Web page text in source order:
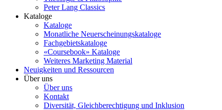
Peter Lang Classics
Kataloge
Kataloge
Monatliche Neuerscheinungskataloge
Fachgebietskataloge
«Coursebook» Kataloge
Weiteres Marketing Material
Neuigkeiten und Ressourcen
Über uns
Über uns
Kontakt
Diversität, Gleichberechtigung und Inklusion